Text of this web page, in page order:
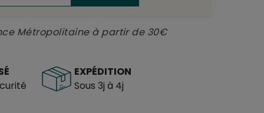
Métropolitaine à partir de 30€
EXPÉDITION
Sous 3j à 4j